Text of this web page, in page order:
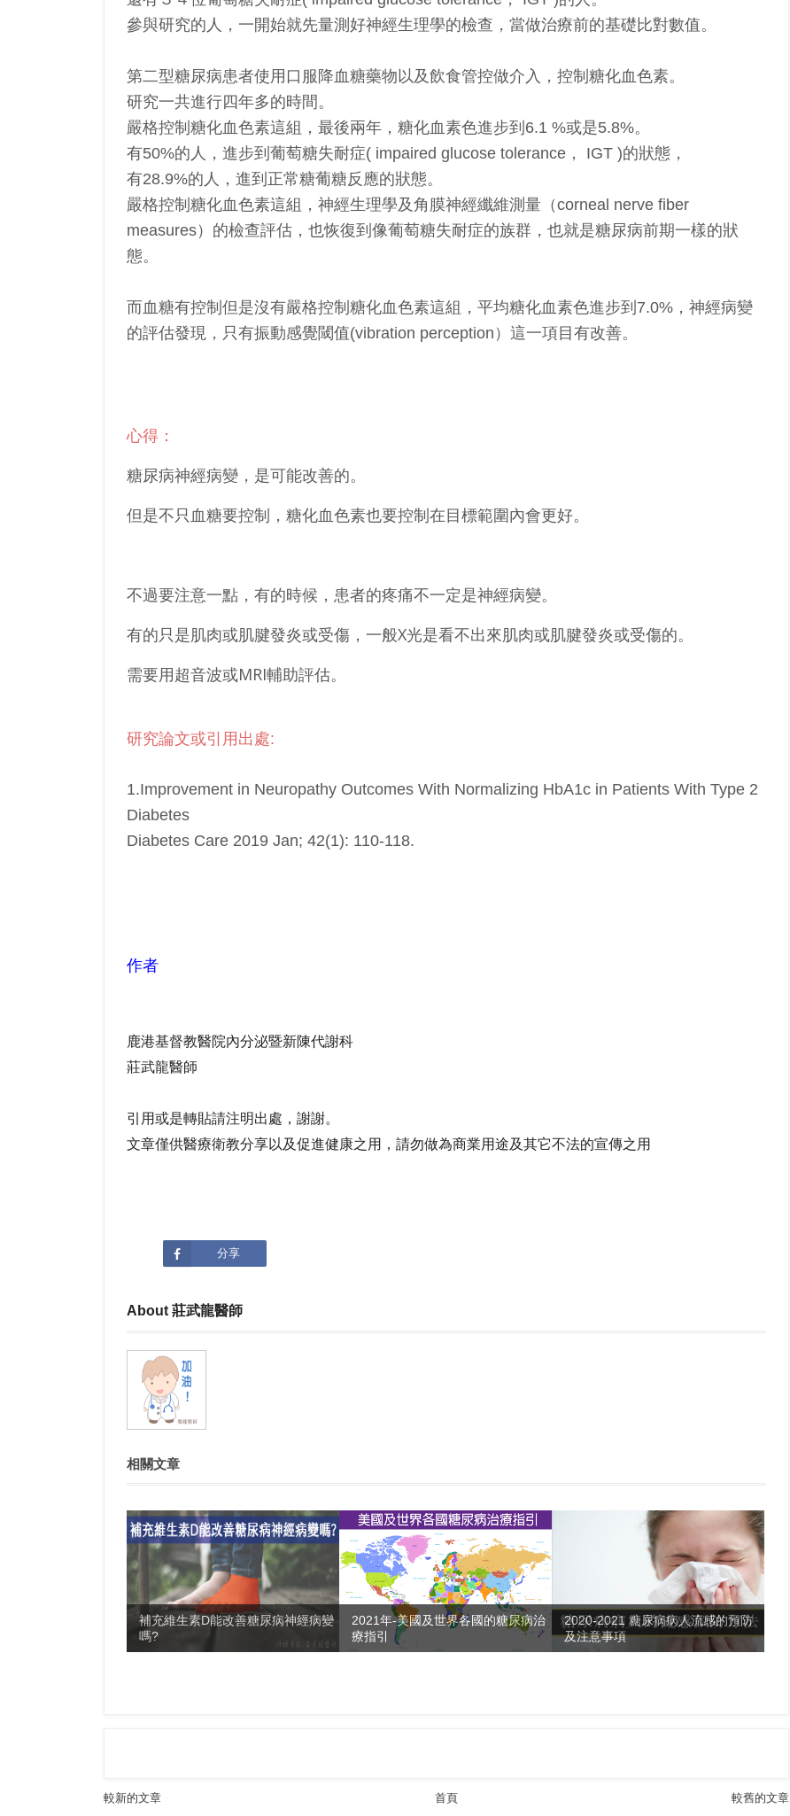
參與研究的人，一開始就先量測好神經生理學的檢查，當做治療前的基礎比對數值。
第二型糖尿病患者使用口服降血糖藥物以及飲食管控做介入，控制糖化血色素。
研究一共進行四年多的時間。
嚴格控制糖化血色素這組，最後兩年，糖化血素色進步到6.1 %或是5.8%。
有50%的人，進步到葡萄糖失耐症( impaired glucose tolerance， IGT )的狀態，
有28.9%的人，進到正常糖葡糖反應的狀態。
嚴格控制糖化血色素這組，神經生理學及角膜神經纖維測量（corneal nerve fiber
measures） 的檢查評估，也恢復到像葡萄糖失耐症的族群，也就是糖尿病前期一樣的狀
態。
而血糖有控制但是沒有嚴格控制糖化血色素這組，平均糖化血素色進步到7.0%，神經病變
的評估發現，只有振動感覺閾值(vibration perception）這一項目有改善。
心得：
糖尿病神經病變，是可能改善的。
但是不只血糖要控制，糖化血色素也要控制在目標範圍內會更好。
不過要注意一點，有的時候，患者的疼痛不一定是神經病變。
有的只是肌肉或肌腱發炎或受傷，一般X光是看不出來肌肉或肌腱發炎或受傷的。
需要用超音波或MRI輔助評估。
研究論文或引用出處:
1.Improvement in Neuropathy Outcomes With Normalizing HbA1c in Patients With Type 2
Diabetes
Diabetes Care 2019 Jan; 42(1): 110-118.
作者
鹿港基督教醫院內分泌暨新陳代謝科
莊武龍醫師
引用或是轉貼請注明出處，謝謝。
文章僅供醫療衛教分享以及促進健康之用，請勿做為商業用途及其它不法的宣傳之用
分享
About 莊武龍醫師
相關文章
補充維生素D能改善糖尿病神經病變
嗎?
2021年-美國及世界各國的糖尿病治
療指引
2020-2021 糖尿病病人流感的預防
及注意事項
較新的文章 較舊的文章
首頁